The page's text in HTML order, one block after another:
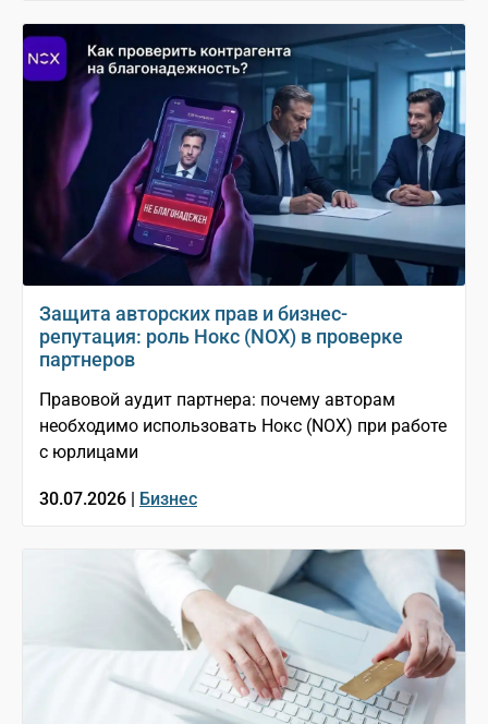
Защита авторских прав и бизнес-
репутация: роль Нокс (NOX) в проверке
партнеров
Правовой аудит партнера: почему авторам
необходимо использовать Нокс (NOX) при работе
с юрлицами
30.07.2026 | Бизнес